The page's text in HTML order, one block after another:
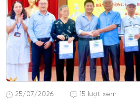
25/07/2026 15 lượt xem